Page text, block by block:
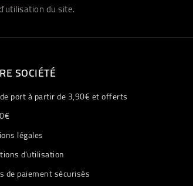
du site.
SOCIÉTÉ
port à partir de 3,90€ et offerts
légales
d'utilisation
de paiement sécurisés